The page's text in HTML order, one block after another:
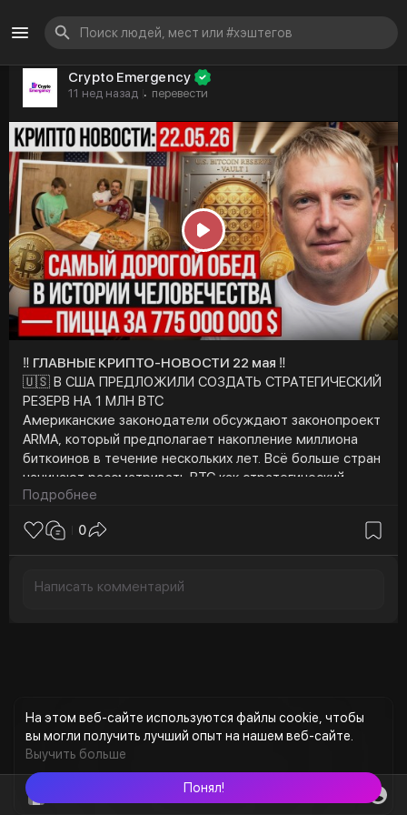
На этом веб-сайте используются файлы cookie, чтобы
вы могли получить лучший опыт на нашем веб-сайте.
Выучить больше
Понял!
Crypto Emergency
11 нед назад · перевести
P
l
a
y
‼️ ГЛАВНЫЕ КРИПТО-НОВОСТИ 22 мая ‼️
🇺🇸 В США ПРЕДЛОЖИЛИ СОЗДАТЬ СТРАТЕГИЧЕСКИЙ
РЕЗЕРВ НА 1 МЛН BTC
Американские законодатели обсуждают законопроект
ARMA, который предполагает накопление миллиона
биткоинов в течение нескольких лет. Всё больше стран
начинают рассматривать BTC как стратегический
актив.
📊 67 МИЛЛИОНОВ АМЕРИКАНЦЕВ УЖЕ ВЛАДЕЮТ
КРИПТОЙ
держателей криптовалют планируют увеличить свои
BTC рынку необходимы снижение давления со стороны
ФРС, приток ликвидности и продолжение
институциональных покупок через ETF.
⚖️ В США ПОДАЛИ ИСК ПРОТИВ COINFLIP
Подробнее
0